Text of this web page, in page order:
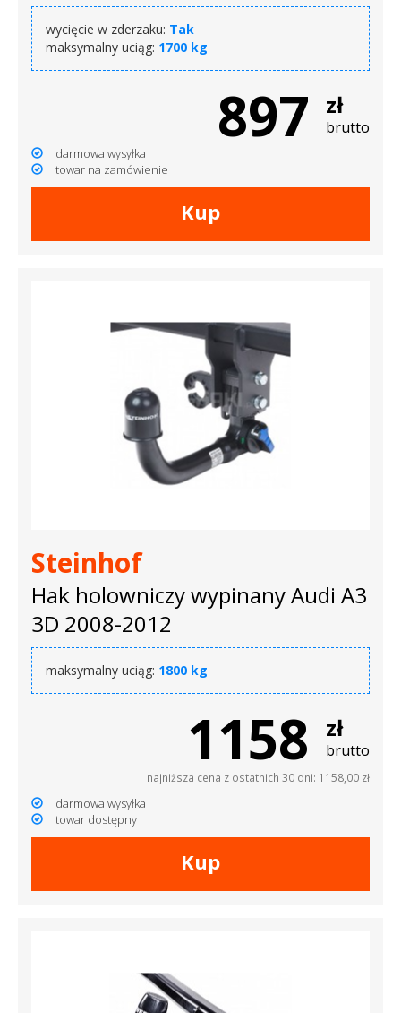
wycięcie w zderzaku: Tak
maksymalny uciąg: 1700 kg
897 zł
brutto
darmowa wysyłka
towar na zamówienie
Kup
Steinhof
Hak holowniczy wypinany Audi A3
3D 2008-2012
maksymalny uciąg: 1800 kg
1158 zł
brutto
najniższa cena z ostatnich 30 dni: 1158,00 zł
darmowa wysyłka
towar dostępny
Kup